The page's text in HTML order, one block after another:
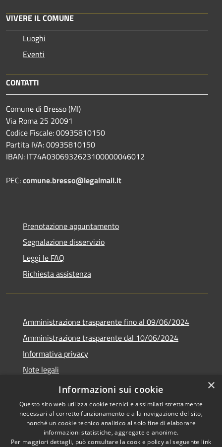
VIVERE IL COMUNE
Luoghi
Eventi
CONTATTI
Comune di Bresso (MI)
Via Roma 25 20091
Codice Fiscale: 00935810150
Partita IVA: 00935810150
IBAN: IT74A0306932623100000046012
PEC:comune.bresso@legalmail.it
Prenotazione appuntamento
Segnalazione disservizio
Leggi le FAQ
Richiesta assistenza
Amministrazione trasparente fino al 09/06/2024
Amministrazione trasparente dal 10/06/2024
Informativa privacy
Note legali
Dichiarazione di accessibilità
Copyright © 2026 • Città di
×
Informazioni sui cookie
Questo sito web utilizza cookie tecnici e assimilati strettamente
necessari al corretto funzionamento e alla navigazione del sito,
nonché un cookie tecnico analitico al solo fine di elaborare
informazioni statistiche, aggregate e anonime.
Per maggiori dettagli, può consultare la cookie policy al seguente link